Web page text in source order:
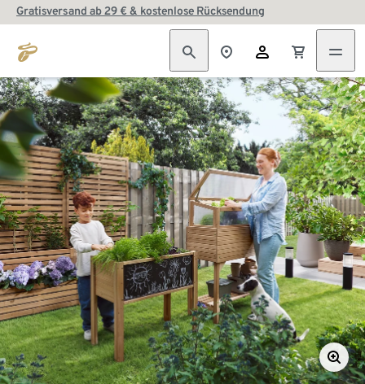
Gratisversand ab 29 € & kostenlose Rücksendung